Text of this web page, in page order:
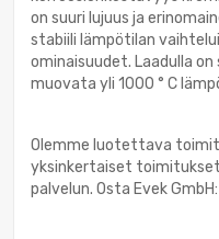
on suuri lujuus ja
stabiili lämpötilan
ominaisuudet. Laadulla
muovata yli 1000 ° С
Olemme luotettava
yksinkertaiset
palvelun. Osta Evek